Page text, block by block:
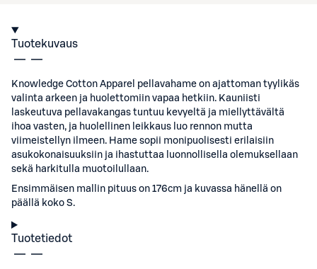
Tuotekuvaus
Knowledge Cotton Apparel pellavahame on ajattoman tyylikäs
valinta arkeen ja huolettomiin vapaa hetkiin. Kauniisti
laskeutuva pellavakangas tuntuu kevyeltä ja miellyttävältä
ihoa vasten, ja huolellinen leikkaus luo rennon mutta
viimeistellyn ilmeen. Hame sopii monipuolisesti erilaisiin
asukokonaisuuksiin ja ihastuttaa luonnollisella olemuksellaan
sekä harkitulla muotoilullaan.
Ensimmäisen mallin pituus on 176cm ja kuvassa hänellä on
päällä koko S.
Tuotetiedot